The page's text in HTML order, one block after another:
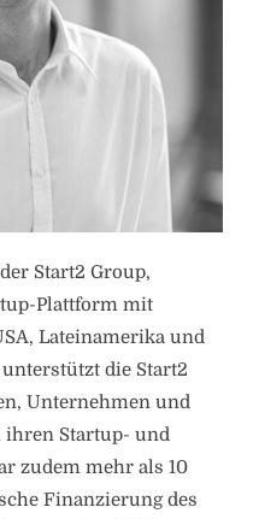
Start2 Group,
Plattform mit
Lateinamerika und
die Start2
Unternehmen und
Startup- und
zudem mehr als 10
Finanzierung des